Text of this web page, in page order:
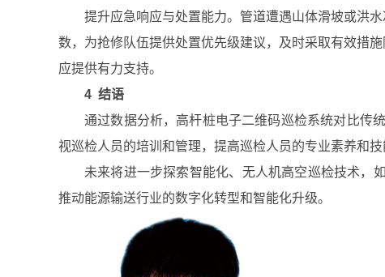
提升应急响应与处置能力。管道遭遇山体滑坡或洪
数，为抢修队伍提供处置优先级建议，及时采取有效措
应提供有力支持。
4 结语
通过数据分析，高杆桩电子二维码巡检系统对比传
视巡检人员的培训和管理，提高巡检人员的专业素养和
未来将进一步探索智能化、无人机高空巡检技术，
推动能源输送行业的数字化转型和智能化升级。